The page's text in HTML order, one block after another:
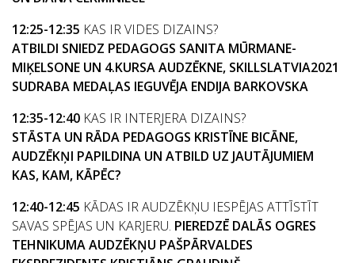
12:25-12:35 KAS IR VIDES DIZAINS?
ATBILDI SNIEDZ PEDAGOGS SANITA MŪRMANE-
MIĶELSONE UN 4.KURSA AUDZĒKNE, SKILLSLATVIA2021
SUDRABA MEDAĻAS IEGUVĒJA ENDIJA BARKOVSKA
12:35-12:40 KAS IR INTERJERA DIZAINS?
STĀSTA UN RĀDA PEDAGOGS KRISTĪNE BICĀNE,
AUDZĒKŅI PAPILDINA UN ATBILD UZ JAUTĀJUMIEM
KAS, KAM, KĀPĒC?
12:40-12:45 KĀDAS IR AUDZĒKŅU IESPĒJAS ATTĪSTĪT
SAVAS SPĒJAS UN KARJERU. PIEREDZĒ DALĀS OGRES
TEHNIKUMA AUDZĒKŅU PAŠPĀRVALDES